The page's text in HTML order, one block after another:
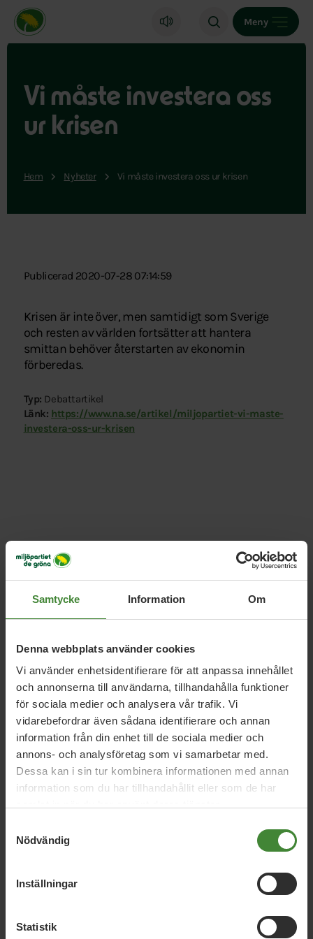
Samtycke Information Om
Denna webbplats använder cookies
Vi använder enhetsidentifierare för att anpassa innehållet
och annonserna till användarna, tillhandahålla funktioner
för sociala medier och analysera vår trafik. Vi
vidarebefordrar även sådana identifierare och annan
information från din enhet till de sociala medier och
annons- och analysföretag som vi samarbetar med.
Dessa kan i sin tur kombinera informationen med annan
information som du har tillhandahållit eller som de har
Nödvändig
Inställningar
Statistik
Miljöpartiet de gröna, startsida
Meny
Vi måste investera oss
ur krisen
Hem Nyheter Vi måste investera oss ur krisen
Publicerad 2020-07-28 07:14:59
Krisen är inte över, men samtidigt som Sverige
och resten av världen fortsätter att hantera
smittan behöver återstarten av ekonomin
förberedas.
Typ: Debattartikel
Länk: https://www.na.se/artikel/miljopartiet-vi-maste-
investera-oss-ur-krisen
Relaterade nyheter
nya datacenter
3 augusti 2026
Pride är över – nu fortsätter kampen för
hbtqi-personers rättigheter
säkerhetsfråga